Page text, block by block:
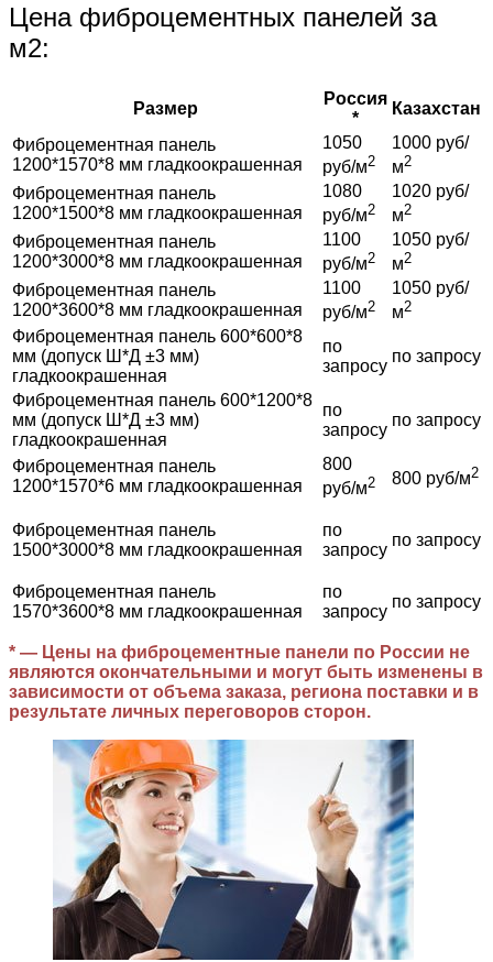
Цена фиброцементных панелей за
м2:
Размер
Россия
*
Казахстан
Фиброцементная панель
1200*1570*8 мм гладкоокрашенная
1050
руб/м2
1000 руб/
м2
Фиброцементная панель
1200*1500*8 мм гладкоокрашенная
1080
руб/м2
1020 руб/
м2
Фиброцементная панель
1200*3000*8 мм гладкоокрашенная
1100
руб/м2
1050 руб/
м2
Фиброцементная панель
1200*3600*8 мм гладкоокрашенная
1100
руб/м2
1050 руб/
м2
Фиброцементная панель 600*600*8
мм (допуск Ш*Д ±3 мм)
гладкоокрашенная
по
запросу
по запросу
Фиброцементная панель 600*1200*8
мм (допуск Ш*Д ±3 мм)
гладкоокрашенная
по
запросу
по запросу
Фиброцементная панель
1200*1570*6 мм гладкоокрашенная
800
руб/м2 800 руб/м2
Фиброцементная панель
1500*3000*8 мм гладкоокрашенная
по
запросу
по запросу
Фиброцементная панель
1570*3600*8 мм гладкоокрашенная
по
запросу
по запросу
* — Цены на фиброцементные панели по России не
являются окончательными и могут быть изменены в
зависимости от объема заказа, региона поставки и в
результате личных переговоров сторон.